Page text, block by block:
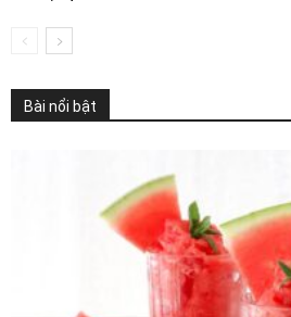
Bài nổi bật